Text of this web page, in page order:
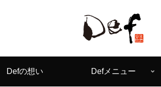
Defの想い Defメニュー